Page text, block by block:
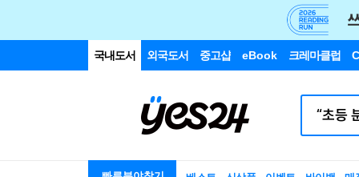
국내도서 외국도서 중고샵 eBook 크레마클럽